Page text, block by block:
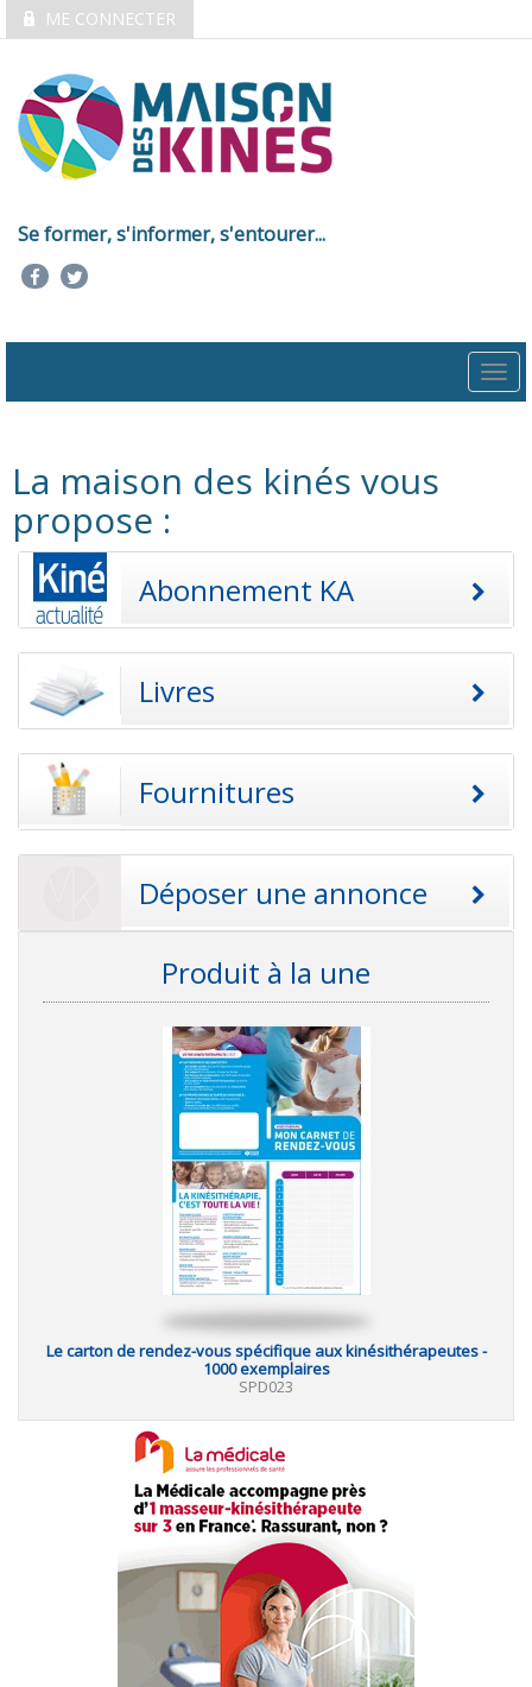
ME CONNECTER
Se former, s'informer, s'entourer...
La maison des kinés vous
propose :
Abonnement KA
Livres
Fournitures
Déposer une annonce
Produit à la une
Le carton de rendez-vous spécifique aux kinésithérapeutes -
1000 exemplaires
SPD023